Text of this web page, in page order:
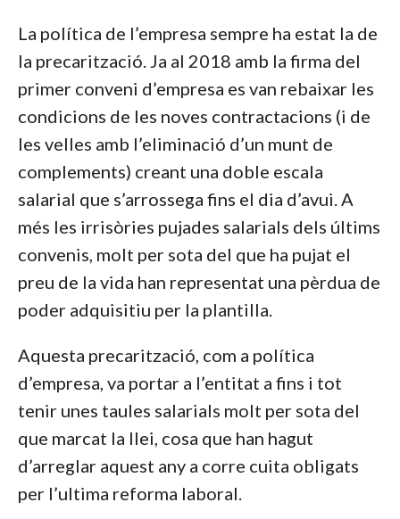
La política de l’empresa sempre ha estat la de
la precarització. Ja al 2018 amb la firma del
primer conveni d’empresa es van rebaixar les
condicions de les noves contractacions (i de
les velles amb l’eliminació d’un munt de
complements) creant una doble escala
salarial que s’arrossega fins el dia d’avui. A
més les irrisòries pujades salarials dels últims
convenis, molt per sota del que ha pujat el
preu de la vida han representat una pèrdua de
poder adquisitiu per la plantilla.
Aquesta precarització, com a política
d’empresa, va portar a l’entitat a fins i tot
tenir unes taules salarials molt per sota del
que marcat la llei, cosa que han hagut
d’arreglar aquest any a corre cuita obligats
per l’ultima reforma laboral.